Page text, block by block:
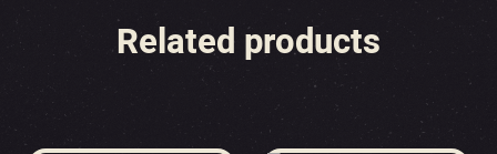
Related products